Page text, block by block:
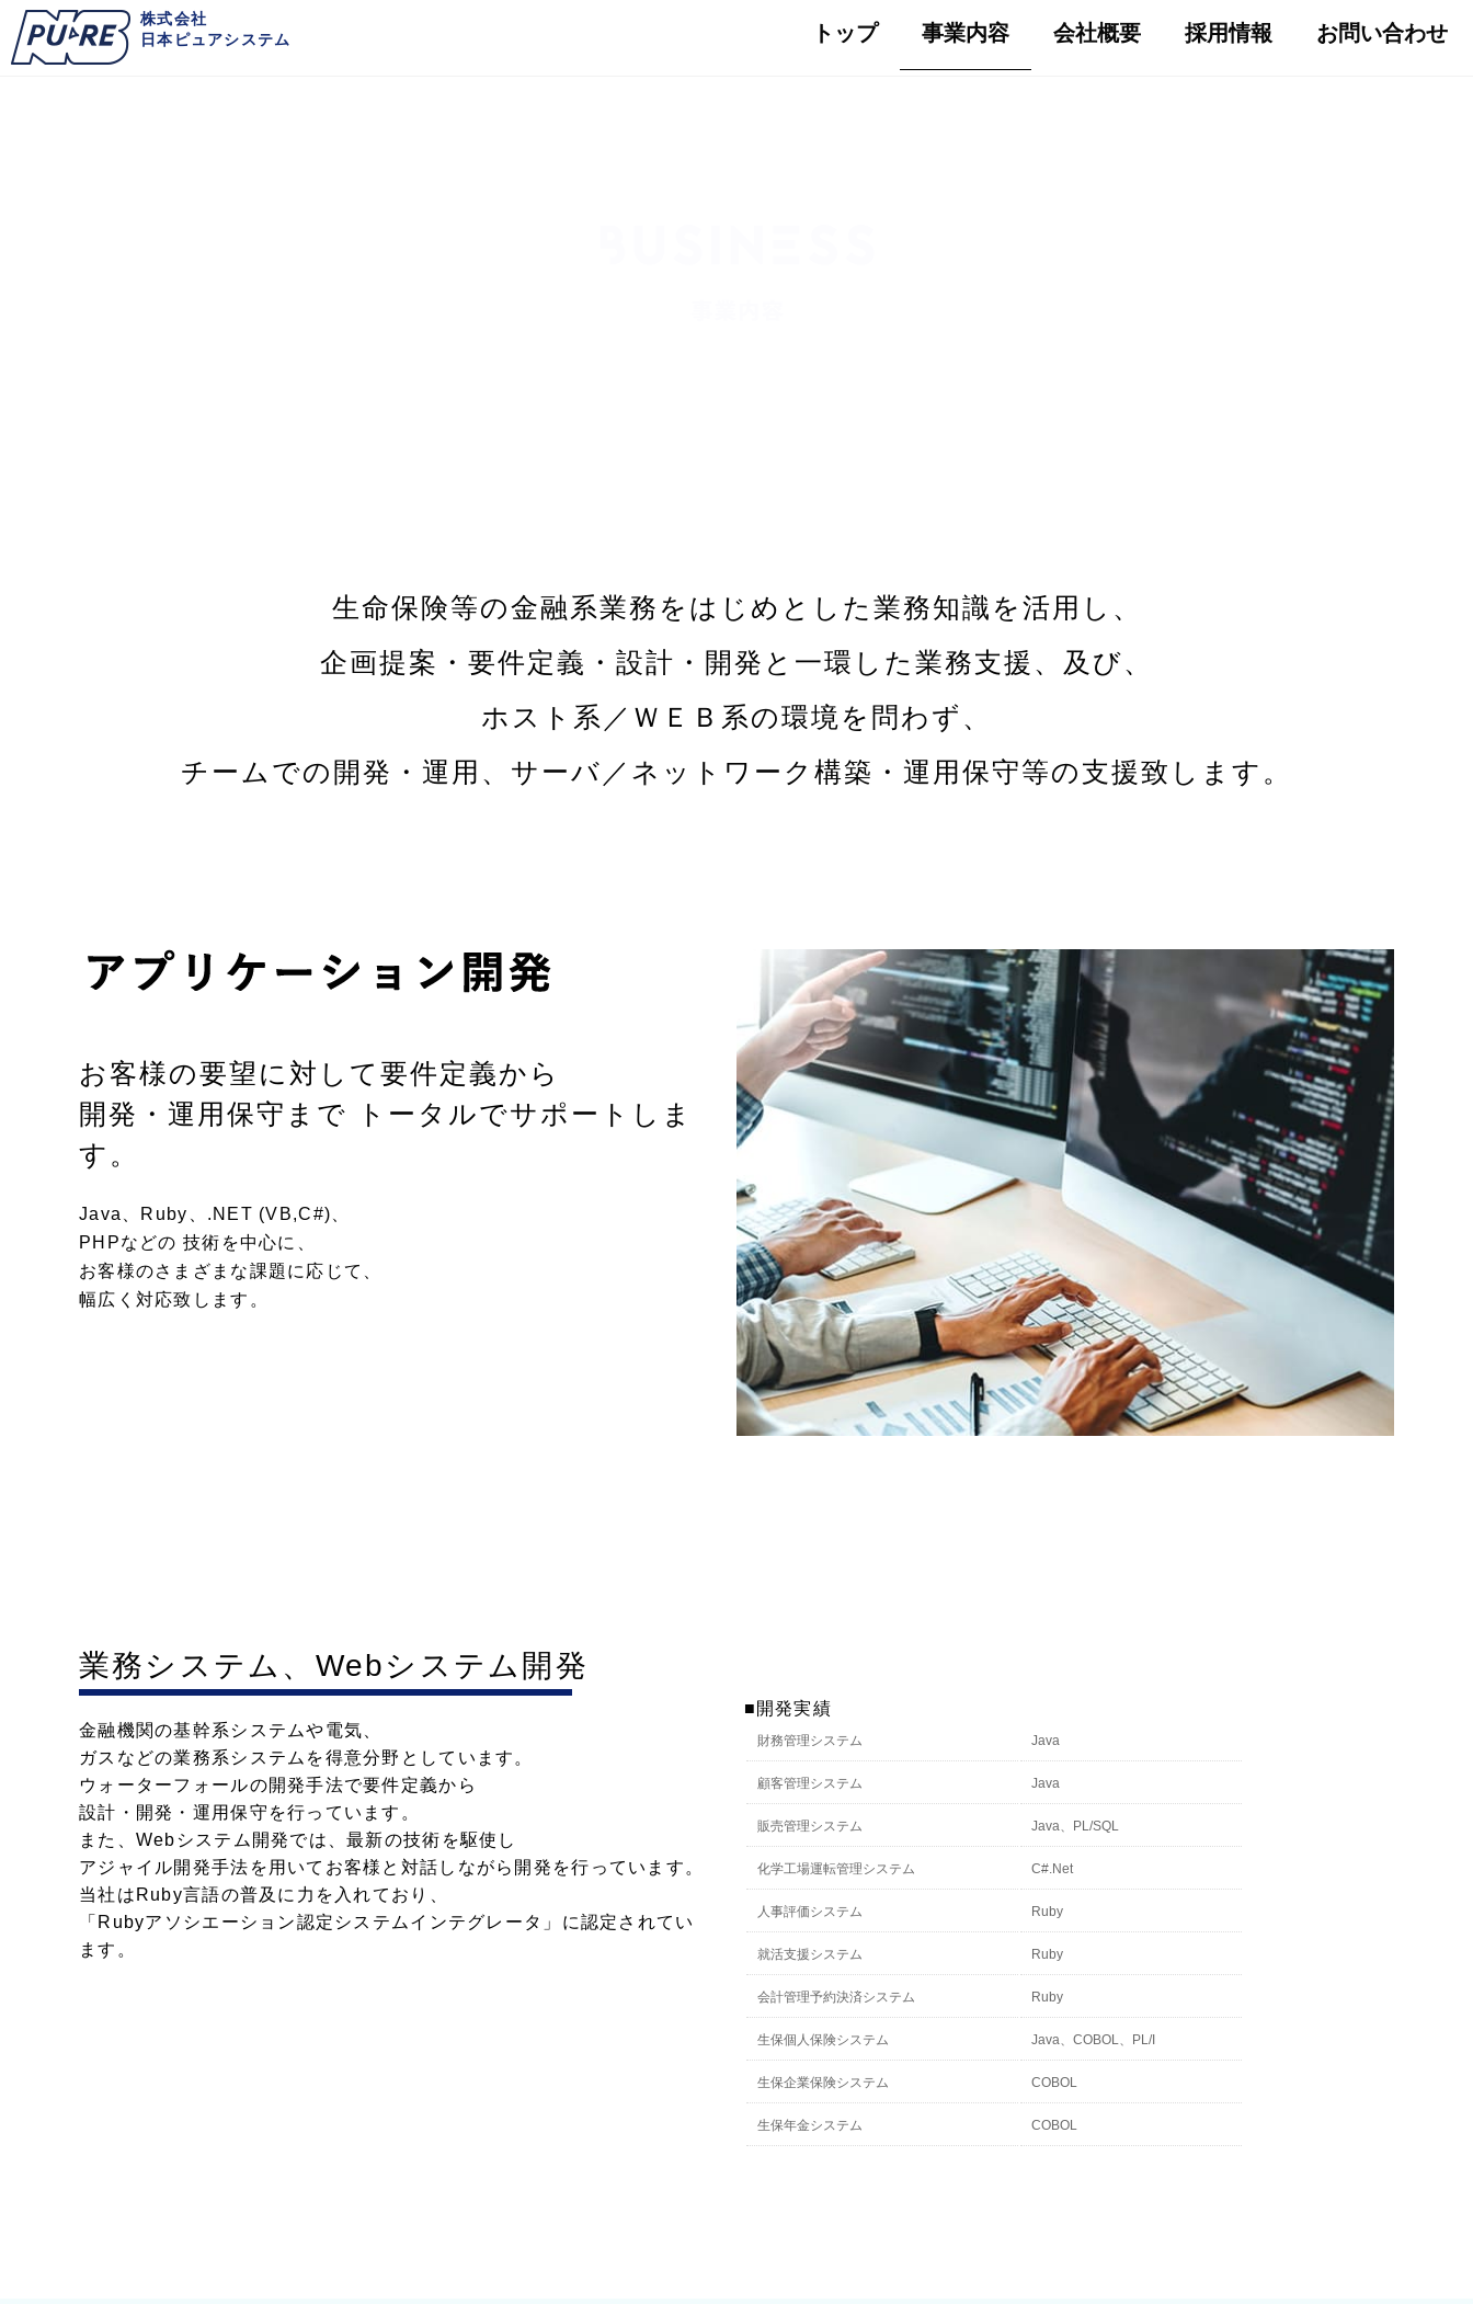
Skip
content
株式会社
日本ピュアシステム
トップ 事業内容 会社概要 採用情報 お問い合わせ
生命保険等の金融系業務をはじめとした業務知識を活用し、
企画提案・要件定義・設計・開発と一環した業務支援、及び、
ホスト系／ＷＥＢ系の環境を問わず、
チームでの開発・運用、サーバ／ネットワーク構築・運用保守等の支援致します。
お客様の要望に対して要件定義から
開発・運用保守まで トータルでサポートしま
す。
Java、Ruby、.NET (VB,C#)、
PHPなどの 技術を中心に、
お客様のさまざまな課題に応じて、
幅広く対応致します。
業務システム、Webシステム開発
金融機関の基幹系システムや電気、
ガスなどの業務系システムを得意分野としています。
ウォーターフォールの開発手法で要件定義から
設計・開発・運用保守を行っています。
また、Webシステム開発では、最新の技術を駆使し
アジャイル開発手法を用いてお客様と対話しながら開発を行っています。
当社はRuby言語の普及に力を入れており、
「Rubyアソシエーション認定システムインテグレータ」に認定されてい
ます。
■開発実績
財務管理システム Java
顧客管理システム Java
販売管理システム Java、PL/SQL
化学工場運転管理システム C#.Net
人事評価システム Ruby
就活支援システム Ruby
会計管理予約決済システム Ruby
生保個人保険システム Java、COBOL、PL/I
生保企業保険システム COBOL
生保年金システム COBOL